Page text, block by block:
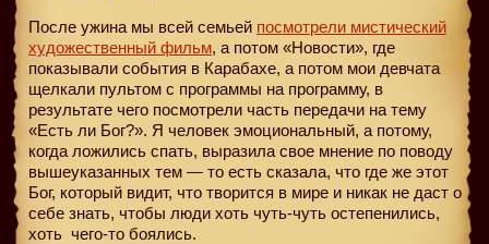
После ужина мы всей семьей посмотрели мистический
художественный фильм, а потом «Новости», где
показывали события в Карабахе, а потом мои девчата
щелкали пультом с программы на программу, в
результате чего посмотрели часть передачи на тему
«Есть ли Бог?». Я человек эмоциональный, а потому,
когда ложились спать, выразила свое мнение по поводу
вышеуказанных тем — то есть сказала, что где же этот
Бог, который видит, что творится в мире и никак не даст о
себе знать, чтобы люди хоть чуть-чуть остепенились,
хоть чего-то боялись.